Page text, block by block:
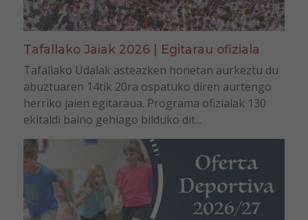
Tafallako Jaiak 2026 | Egitarau ofiziala
Tafallako Udalak asteazken honetan aurkeztu du
abuztuaren 14tik 20ra ospatuko diren aurtengo
herriko jaien egitaraua. Programa ofizialak 130
ekitaldi baino gehiago bilduko dit...